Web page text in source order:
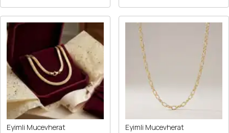
Eyimli Mucevherat Eyimli Mucevherat